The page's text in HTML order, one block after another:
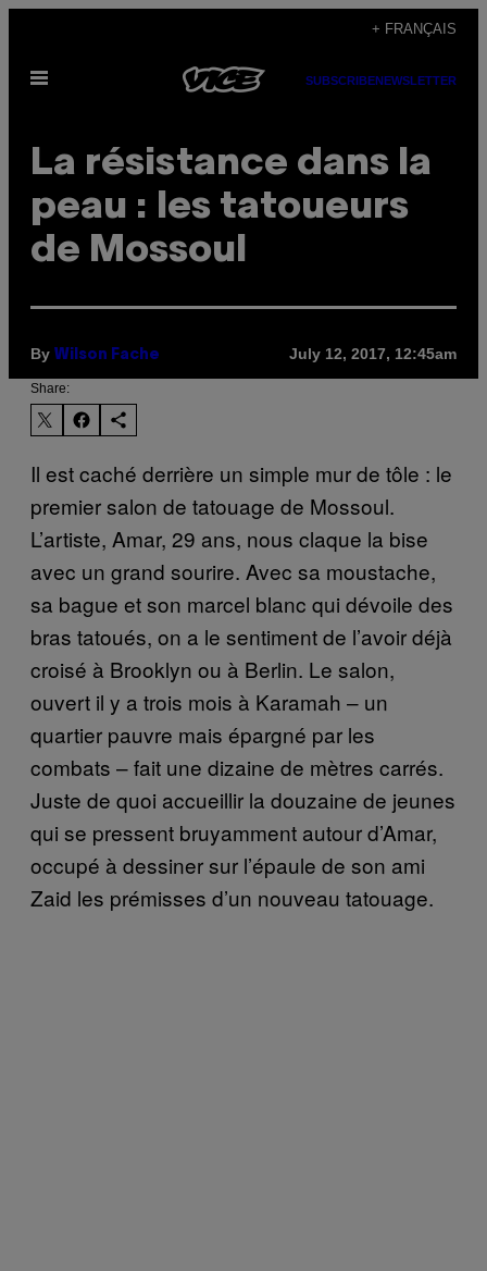
content
+ FRANÇAIS
Open
SUBSCRIBENEWSLETTER
La résistance dans la
peau : les tatoueurs
de Mossoul
By Wilson Fache July 12, 2017, 12:45am
Share:
Il est caché derrière un simple mur de tôle : le
premier salon de tatouage de Mossoul.
L’artiste, Amar, 29 ans, nous claque la bise
avec un grand sourire. Avec sa moustache,
sa bague et son marcel blanc qui dévoile des
bras tatoués, on a le sentiment de l’avoir déjà
croisé à Brooklyn ou à Berlin. Le salon,
ouvert il y a trois mois à Karamah – un
quartier pauvre mais épargné par les
combats – fait une dizaine de mètres carrés.
Juste de quoi accueillir la douzaine de jeunes
qui se pressent bruyamment autour d’Amar,
occupé à dessiner sur l’épaule de son ami
Zaid les prémisses d’un nouveau tatouage.